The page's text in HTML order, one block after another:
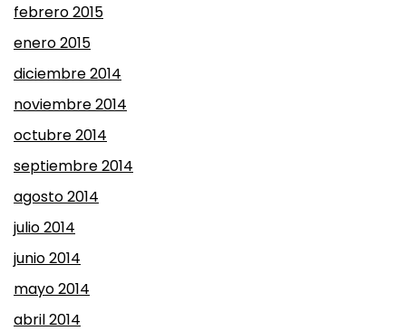
febrero 2015
enero 2015
diciembre 2014
noviembre 2014
octubre 2014
septiembre 2014
agosto 2014
julio 2014
junio 2014
mayo 2014
abril 2014